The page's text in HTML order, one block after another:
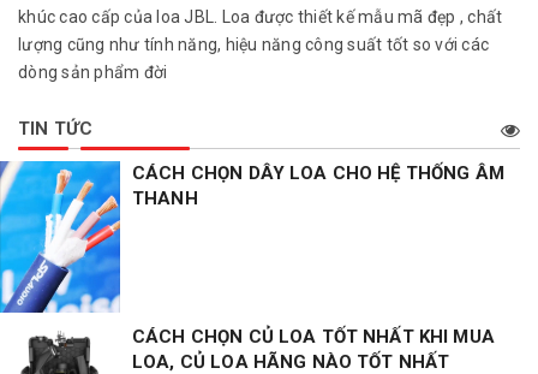
khúc cao cấp của loa JBL. Loa được thiết kế mẫu mã đẹp , chất
lượng cũng như tính năng, hiệu năng công suất tốt so với các
dòng sản phẩm đời
TIN TỨC
CÁCH CHỌN DÂY LOA CHO HỆ THỐNG ÂM
THANH
CÁCH CHỌN CỦ LOA TỐT NHẤT KHI MUA
LOA, CỦ LOA HÃNG NÀO TỐT NHẤT